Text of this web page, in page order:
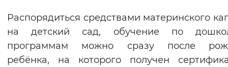
Распорядиться средствами материнского
на детский сад, обучение по
программам можно сразу после
ребёнка, на которого получен